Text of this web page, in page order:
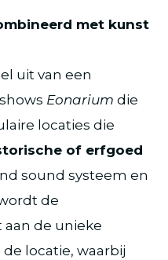
met kunst
uit van een
Eonarium die
locaties die
of erfgoed
sound systeem en
de
de unieke
locatie, waarbij